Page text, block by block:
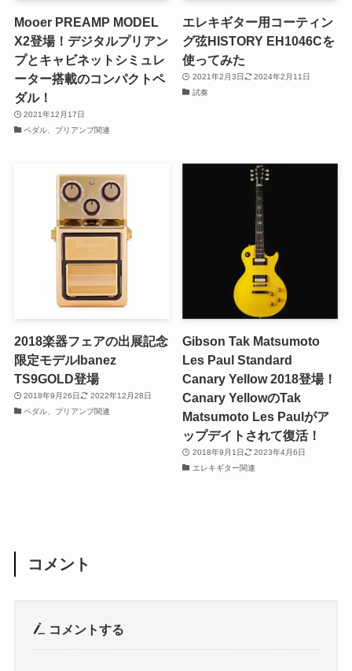
Mooer PREAMP MODEL
X2登場！デジタルプリアン
プとキャビネットシミュレ
ーター搭載のコンパクトペ
ダル！
2021年12月17日
ペダル、プリアンプ関連
エレキギター用コーティン
グ弦HISTORY EH1046Cを
使ってみた
2021年2月3日
2024年2月11日
試奏
2018楽器フェアの出展記念
限定モデルIbanez
TS9GOLD登場
2018年9月26日
2022年12月28日
ペダル、プリアンプ関連
Gibson Tak Matsumoto
Les Paul Standard
Canary Yellow 2018登場！
Canary YellowのTak
Matsumoto Les Paulがア
ップデイトされて復活！
2018年9月1日
2023年4月6日
エレキギター関連
コメント
コメントする